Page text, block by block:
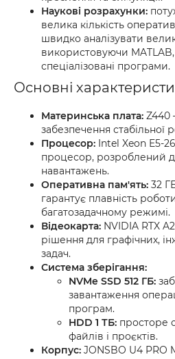
Наукові розрахунки:
велика кількість
швидко аналізувати
використовуючи MATLAB,
спеціалізовані програми.
Основні
Материнська плата: Z440
забезпечення стабільної
Процесор: Intel Xeon E5-
процесор, розроблений
навантажень.
Оперативна пам'ять: 32
гарантує плавність
багатозадачному режимі.
Відеокарта: NVIDIA RTX
рішення для графічних,
задач.
Система зберігання:
NVMe SSD 512 ГБ:
завантаження
програм.
HDD 1 ТБ: просторе
файлів і проєктів.
Корпус: JONSBO U4 PRO